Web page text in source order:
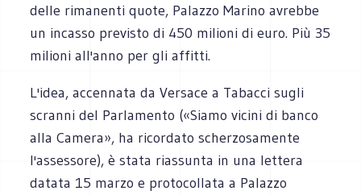
delle rimanenti quote, Palazzo Marino avrebbe
un incasso previsto di 450 milioni di euro. Più 35
milioni all'anno per gli affitti.
L'idea, accennata da Versace a Tabacci sugli
scranni del Parlamento («Siamo vicini di banco
alla Camera», ha ricordato scherzosamente
l'assessore), è stata riassunta in una lettera
datata 15 marzo e protocollata a Palazzo